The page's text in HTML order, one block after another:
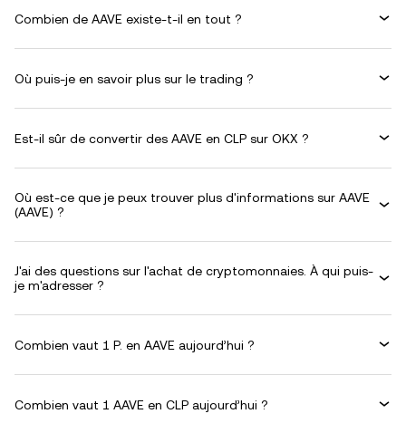
Combien de AAVE existe-t-il en tout ?
Où puis-je en savoir plus sur le trading ?
Est-il sûr de convertir des AAVE en CLP sur OKX ?
Où est-ce que je peux trouver plus d'informations sur AAVE
(AAVE) ?
J'ai des questions sur l'achat de cryptomonnaies. À qui puis-
je m'adresser ?
Combien vaut 1 P. en AAVE aujourd’hui ?
Combien vaut 1 AAVE en CLP aujourd’hui ?